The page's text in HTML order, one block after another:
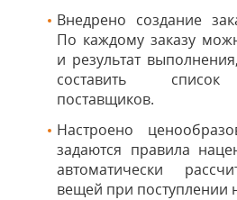
Внедрено создание
По каждому заказу
и результат
составить список
поставщиков.
Настроено
задаются правила
автоматически
вещей при поступлении